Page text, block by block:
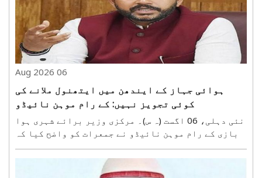
06 Aug 2026
ہوائی جہاز کے ایندھن میں ایتھنول ملانے کی
کوئی تجویز نہیں: کے رام موہن نائیڈو
نئی دہلی، 06 اگست (ہ س)۔ مرکزی وزیر برائے شہری ہوا
بازی کے رام موہن نائیڈو نے جمعرات کو واضح کیا کہ
ملانے کی کوئی تجویز زیر غور نہیں ہے۔ انہوں نے کہا
کہ فضائی سلامتی کے بارے میں غلط معلومات پھیلانے ..